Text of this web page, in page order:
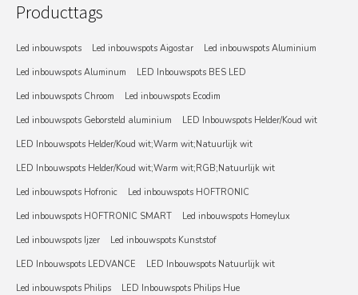
Producttags
Led inbouwspots Led inbouwspots Aigostar
Led inbouwspots Aluminium
Led inbouwspots Aluminum
LED Inbouwspots BES LED
Led inbouwspots Chroom
Led inbouwspots Ecodim
Led inbouwspots Geborsteld aluminium
LED Inbouwspots Helder/Koud wit
LED Inbouwspots Helder/Koud wit;Warm wit;Natuurlijk wit
LED Inbouwspots Helder/Koud wit;Warm wit;RGB;Natuurlijk wit
Led inbouwspots Hofronic
Led inbouwspots HOFTRONIC
Led inbouwspots HOFTRONIC SMART
Led inbouwspots Homeylux
Led inbouwspots Ijzer
Led inbouwspots Kunststof
LED Inbouwspots LEDVANCE
LED Inbouwspots Natuurlijk wit
Led inbouwspots Philips
LED Inbouwspots Philips Hue